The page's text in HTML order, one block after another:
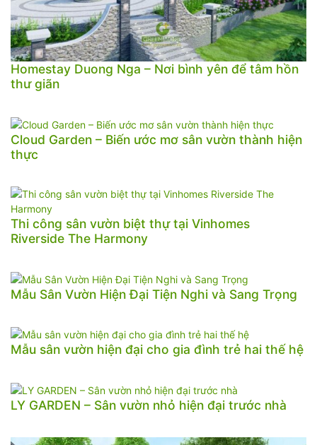
Homestay Duong Nga – Nơi bình yên để tâm hồn
thư giãn
Cloud Garden – Biến ước mơ sân vườn thành hiện
thực
Thi công sân vườn biệt thự tại Vinhomes
Riverside The Harmony
Mẫu Sân Vườn Hiện Đại Tiện Nghi và Sang Trọng
Mẫu sân vườn hiện đại cho gia đình trẻ hai thế hệ
LY GARDEN – Sân vườn nhỏ hiện đại trước nhà